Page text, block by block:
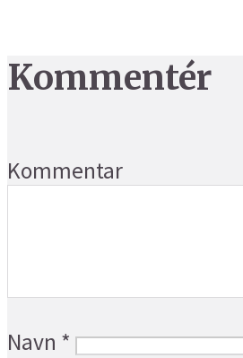
Kommentér
Kommentar
Navn *